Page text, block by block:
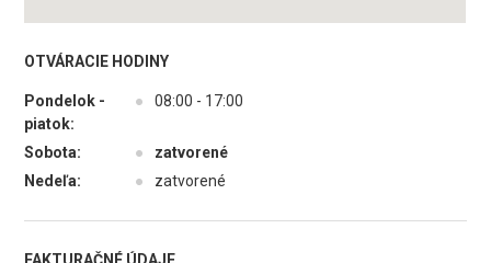
OTVÁRACIE HODINY
Pondelok -
piatok:
● 08:00 - 17:00
Sobota: ●
zatvorené
Nedeľa:
● zatvorené